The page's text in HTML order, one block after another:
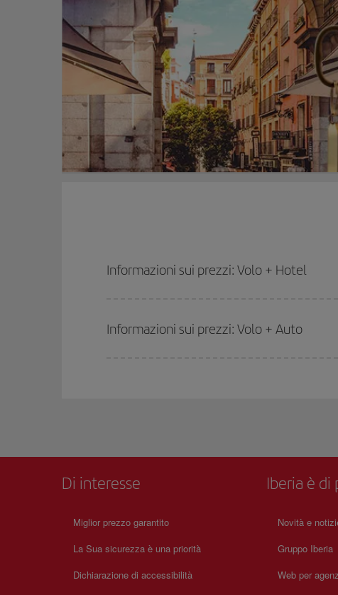
Informazioni sui prezzi: Volo + Hotel
Informazioni sui prezzi: Volo + Auto
Di interesse
Miglior prezzo garantito
La Sua sicurezza è una priorità
Dichiarazione di accessibilità
Iberia è di
Novità e
Gruppo Iberia
Web per